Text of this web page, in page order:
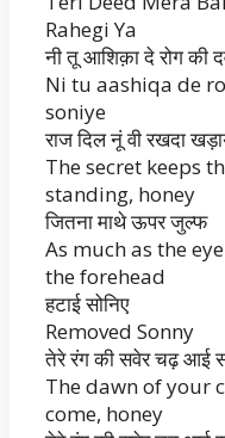
Rahegi Ya
नी तू आशिक़ा दे रोग की
Ni tu aashiqa de
soniye
राज दिल नूं वी रखदा
The secret keeps
standing, honey
जितना माथे ऊपर जुल्फ
As much as the
the forehead
हटाई सोनिए
Removed Sonny
तेरे रंग की सवेर चढ़ आई
The dawn of your
come, honey